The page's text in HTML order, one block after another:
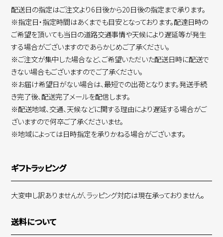
配送日の指定はご注文より6日後から20日後の指定まで承ります。
※指定日・指定時間はあくまでも目安となっております。配達日時の
ご希望を頂いても当日の道路交通事情や天候により遅延等が発生
する場合がございますのであらかじめご了承ください。
※ご注文が集中した場合など、ご希望いただいた配送日時に配送で
きない場合もございますのでご了承ください。
※お届け希望日がない場合は、最短での出荷となります。発送手続
き完了後、配送完了メールを配信します。
※配送地域、交通、天候などに関する理由により遅延する場合がご
ざいますので何卒ご了承くださいませ。
※地域によっては日時指定を承りかねる場合がございます。
ギフトラッピング
大変申し訳ありませんが、ラッピング対応は現在承っておりません。
送料について